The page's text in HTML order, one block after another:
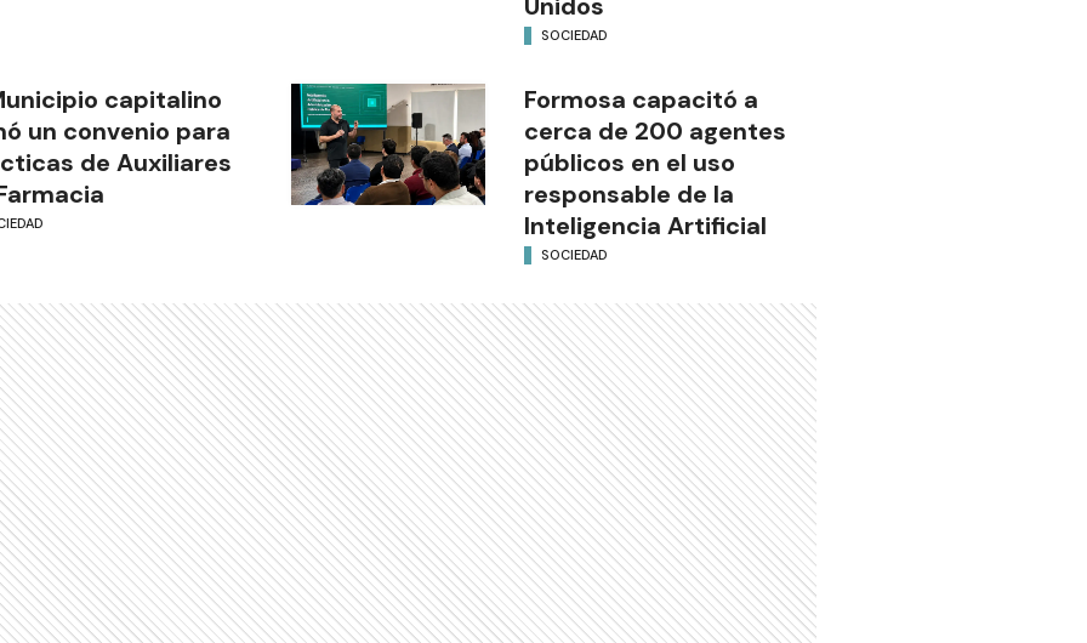
SOCIEDAD
capitalino
un convenio para
de Auxiliares
Formosa capacitó a
cerca de 200 agentes
públicos en el uso
responsable de la
Inteligencia Artificial
SOCIEDAD